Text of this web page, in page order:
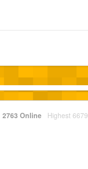
2763 Online Highest 6679